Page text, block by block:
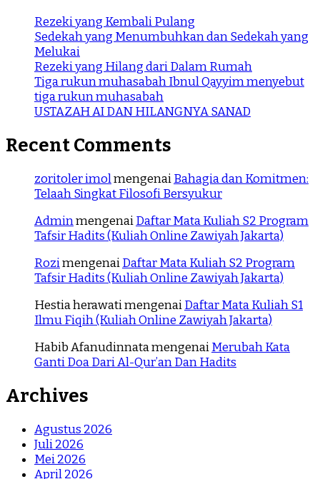
Rezeki yang Kembali Pulang
Sedekah yang Menumbuhkan dan Sedekah yang
Melukai
Rezeki yang Hilang dari Dalam Rumah
Tiga rukun muhasabah Ibnul Qayyim menyebut
tiga rukun muhasabah
USTAZAH AI DAN HILANGNYA SANAD
Recent Comments
zoritoler imolmengenaiBahagia dan Komitmen:
Telaah Singkat Filosofi Bersyukur
AdminmengenaiDaftar Mata Kuliah S2 Program
Tafsir Hadits (Kuliah Online Zawiyah Jakarta)
RozimengenaiDaftar Mata Kuliah S2 Program
Tafsir Hadits (Kuliah Online Zawiyah Jakarta)
Hestia herawatimengenaiDaftar Mata Kuliah S1
Ilmu Fiqih (Kuliah Online Zawiyah Jakarta)
Habib AfanudinnatamengenaiMerubah Kata
Ganti Doa Dari Al-Qur’an Dan Hadits
Archives
Agustus 2026
Juli 2026
Mei 2026
April 2026